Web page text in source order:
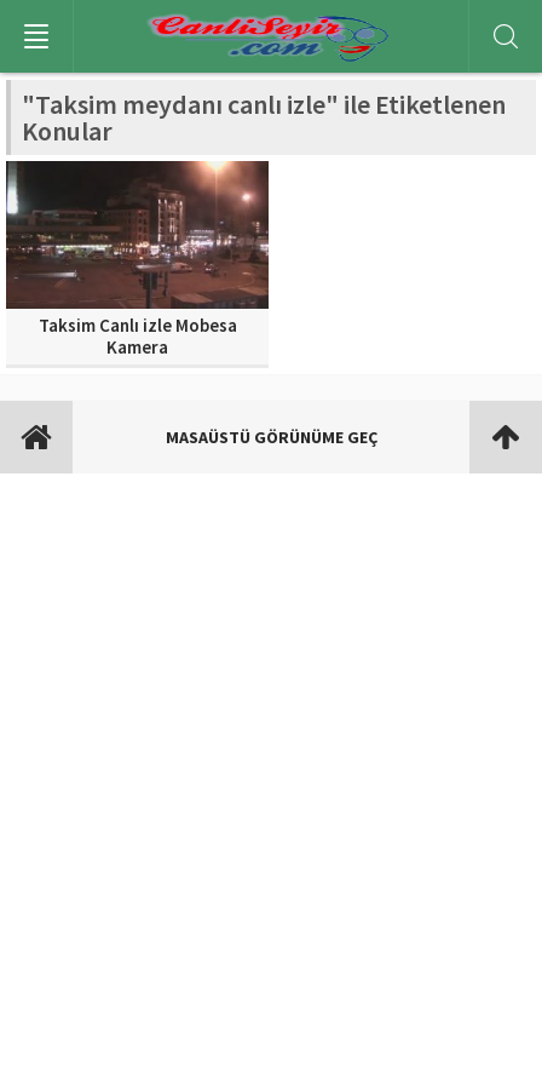
"Taksim meydanı canlı izle" ile Etiketlenen
Konular
Taksim Canlı izle Mobesa
Kamera
MASAÜSTÜ GÖRÜNÜME GEÇ